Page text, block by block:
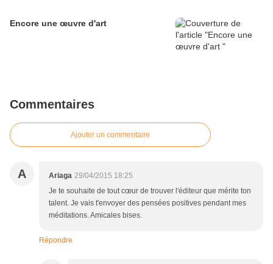
Encore une œuvre d'art
Commentaires
Ajouter un commentaire
A Ariaga 29/04/2015 18:25
Je te souhaite de tout cœur de trouver l'éditeur que mérite ton
talent. Je vais t'envoyer des pensées positives pendant mes
méditations. Amicales bises.
Répondre